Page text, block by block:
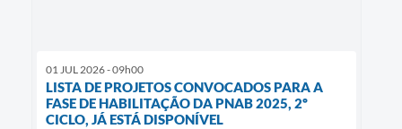
01 JUL 2026 - 09h00
LISTA DE PROJETOS CONVOCADOS PARA A
FASE DE HABILITAÇÃO DA PNAB 2025, 2º
CICLO, JÁ ESTÁ DISPONÍVEL